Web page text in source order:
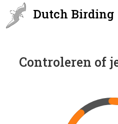
Dutch Birding
Controleren of